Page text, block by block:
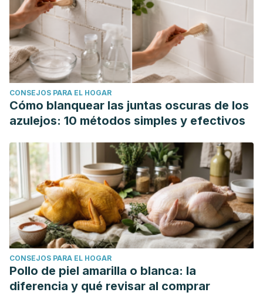
CONSEJOS PARA EL HOGAR
Cómo blanquear las juntas oscuras de los
azulejos: 10 métodos simples y efectivos
CONSEJOS PARA EL HOGAR
Pollo de piel amarilla o blanca: la
diferencia y qué revisar al comprar